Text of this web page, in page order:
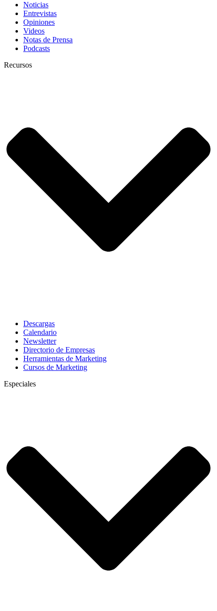
Noticias
Entrevistas
Opiniones
Videos
Notas de Prensa
Podcasts
Recursos
Descargas
Calendario
Newsletter
Directorio de Empresas
Herramientas de Marketing
Cursos de Marketing
Especiales